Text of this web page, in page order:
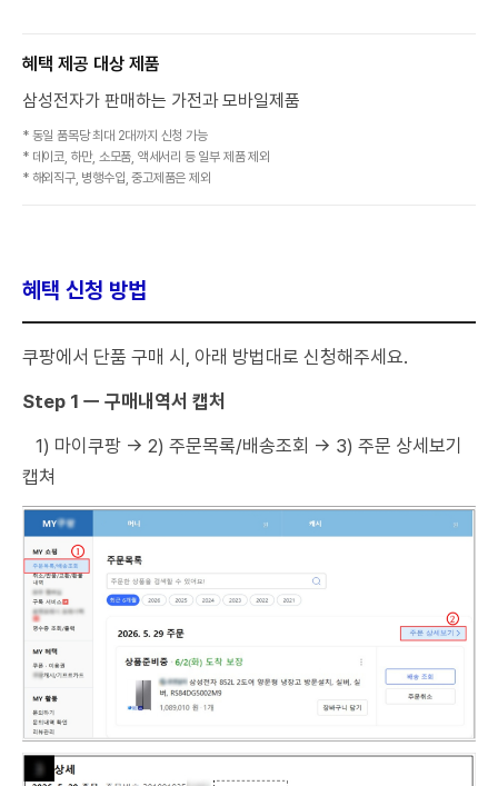
혜택 제공 대상 제품
삼성전자가 판매하는 가전과 모바일제품
* 동일 품목당 최대 2대까지 신청 가능
* 데이코, 하만, 소모품, 액세서리 등 일부 제품 제외
* 해외직구, 병행수입, 중고제품은 제외
혜택 신청 방법
쿠팡에서 단품 구매 시, 아래 방법대로 신청해주세요.
Step 1 ㅡ 구매내역서 캡처
1) 마이쿠팡 → 2) 주문목록/배송조회 → 3) 주문 상세보기
캡쳐